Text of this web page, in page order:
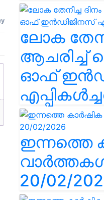
ലോക
ആചരിച്ച്
ഓഫ്
ഇന്നത്തെ
20/02/